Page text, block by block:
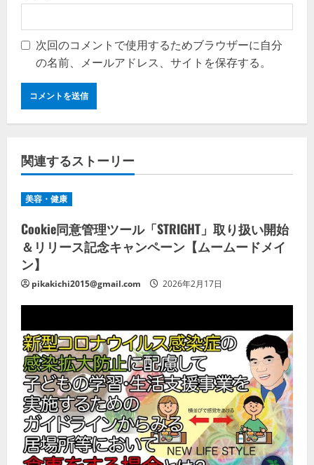
次回のコメントで使用するためブラウザーに自分
の名前、メールアドレス、サイトを保存する。
関連するストーリー
美容・健康
Cookie同意管理ツール「STRIGHT」取り扱い開始
＆リリース記念キャンペーン【ムームードメイ
ン】
pikakichi2015@gmail.com 2026年2月17日